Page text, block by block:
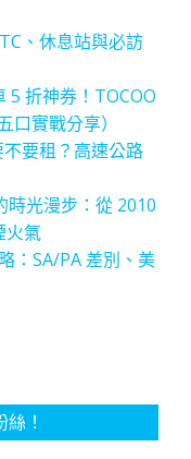
、休息站與必訪
5 折神券！TOCOO
實戰分享）
要租？高速公路
時光漫步：從 2010
火氣
：SA/PA 差別、美
！